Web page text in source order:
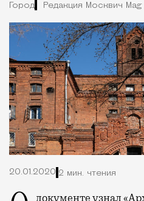
Город Редакция Москвич Mag
20.01.2020 2 мин. чтения